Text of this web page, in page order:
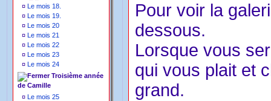
¤ Le mois 18.
¤ Le mois 19.
¤ Le mois 20
¤ Le mois 21
¤ Le mois 22
¤ Le mois 23
¤ Le mois 24
Troisième année
de Camille
¤ Le mois 25
Pour voir la
dessous.
Lorsque vous
qui vous plait et
grand.